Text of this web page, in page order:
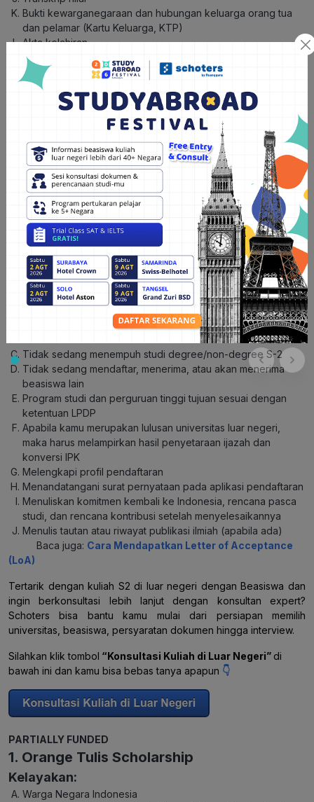
Bukti kewarganegaraan dan hubungan keluarga orang tua
dan pelamar (Kartu Keluarga, KTP)
Akta kelahiran
Sertifikat kemampuan bahasa Inggris atau Korea (opsional)
Sertifikat penghargaan (opsional)
Fotokopi paspor (opsional)
4. Beasiswa LPDP
LPDP menyediakan tiga skema utama beasiswa di mana masing
– masing skema utama terbagi lagi menjadi beberapa kategori,
sebagai berikut:
Reguler (umum): Beasiswa Perguruan Tinggi Utama Dunia
(PTUD), Beasiswa Reguler, dan BeasiswaCo-funding
Afirmasi: Beasiswa Putra-Putri Papua, Beasiswa Daerah
Afirmasi, Beasiswa Penyandang Disabilitas, dan Beasiswa
Prasejahtera
: Beasiswa Pendidikan Kader Ulama; Beasiswa PNS,
TNI, dan POLRI; Beasiswa Kerja Sama Bidang Metalurgi dan
Sains Material; dan Beasiswa Kewirausahaan
Syarat daftar beasiswa:
Warga negara Indonesia (WNI)
Sudah lulus program D-4/S-1 dari perguruan tinggi
Tidak sedang menempuh studi degree/non-degree S-2
Tidak sedang mendaftar, menerima, atau akan menerima
beasiswa lain
Program studi dan perguruan tinggi tujuan sesuai dengan
ketentuan LPDP
Apabila kamu merupakan lulusan universitas luar negeri,
maka harus melampirkan hasil penyetaraan ijazah dan
konversi IPK
Melengkapi profil pendaftaran
Menandatangani surat pernyataan pada aplikasi pendaftaran
Menuliskan komitmen kembali ke Indonesia, rencana pasca
studi, dan rencana kontribusi setelah menyelesaikannya
Menulis tautan atau riwayat publikasi ilmiah (apabila ada)
Baca juga: Cara Mendapatkan Letter of Acceptance
(LoA)
Tertarik dengan kuliah S2 di luar negeri dengan Beasiswa dan
ingin berkonsultasi lebih lanjut dengan konsultan expert?
Schoters bisa bantu kamu mulai dari persiapan memilih
universitas, beasiswa, persyaratan dokumen hingga interview.
Silahkan klik tombol “Konsultasi Kuliah di Luar Negeri” di
bawah ini dan kamu bisa bebas tanya apapun 👇
PARTIALLY FUNDED
1. Orange Tulis Scholarship
Kelayakan:
Warga Negara Indonesia